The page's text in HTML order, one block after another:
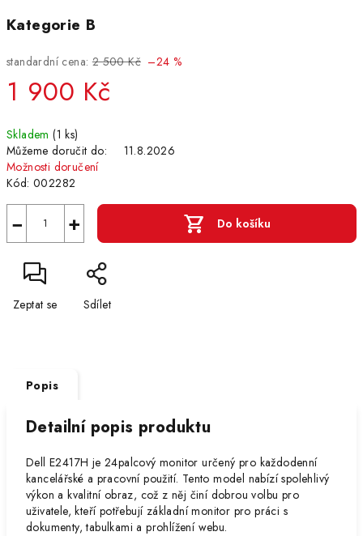
Kategorie B
standardní cena: 2 500 Kč –24 %
1 900 Kč
cena:
Skladem(1 ks)
Můžeme doručit do:
11.8.2026
Možnosti doručení
Kód: 002282
+
− Do košíku
Zeptat se Sdílet
Popis
Detailní popis produktu
Dell E2417H je 24palcový monitor určený pro každodenní
kancelářské a pracovní použití. Tento model nabízí spolehlivý
výkon a kvalitní obraz, což z něj činí dobrou volbu pro
uživatele, kteří potřebují základní monitor pro práci s
dokumenty, tabulkami a prohlížení webu.